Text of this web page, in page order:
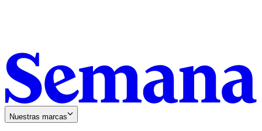
Nuestras marcas